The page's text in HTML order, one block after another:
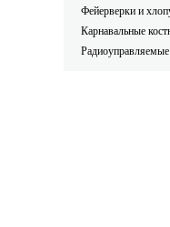
Фейерверки и
Карнавальные